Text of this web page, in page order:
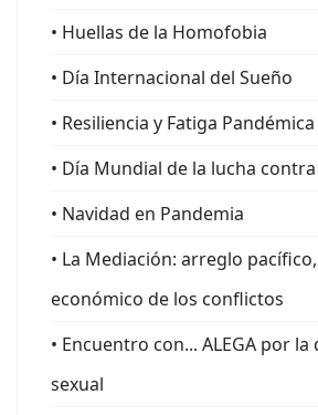
• Huellas de la Homofobia
• Día Internacional del Sueño
• Resiliencia y Fatiga Pandémica
• Día Mundial de la lucha
• Navidad en Pandemia
• La Mediación: arreglo
económico de los conflictos
• Encuentro con... ALEGA por
sexual